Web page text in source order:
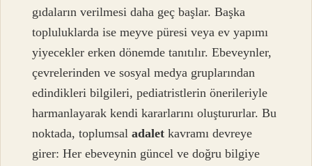
gıdaların verilmesi daha geç başlar. Başka
topluluklarda ise meyve püresi veya ev yapımı
yiyecekler erken dönemde tanıtılır. Ebeveynler,
çevrelerinden ve sosyal medya gruplarından
edindikleri bilgileri, pediatristlerin önerileriyle
harmanlayarak kendi kararlarını oluştururlar. Bu
noktada, toplumsaladalet kavramı devreye
girer: Her ebeveynin güncel ve doğru bilgiye